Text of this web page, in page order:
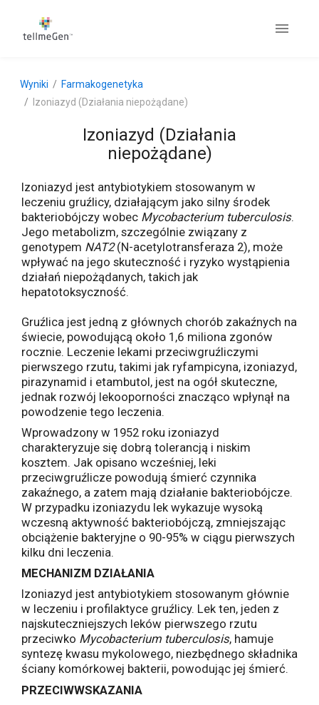
Wyniki
Farmakogenetyka
Izoniazyd (Działania niepożądane)
Izoniazyd (Działania
niepożądane)
Izoniazyd jest antybiotykiem stosowanym w
leczeniu gruźlicy, działającym jako silny środek
bakteriobójczy wobec Mycobacterium tuberculosis.
Jego metabolizm, szczególnie związany z
genotypem NAT2(N-acetylotransferaza 2), może
wpływać na jego skuteczność i ryzyko wystąpienia
działań niepożądanych, takich jak
hepatotoksyczność.
Gruźlica jest jedną z głównych chorób zakaźnych na
świecie, powodującą około 1,6 miliona zgonów
rocznie. Leczenie lekami przeciwgruźliczymi
pierwszego rzutu, takimi jak ryfampicyna, izoniazyd,
pirazynamid i etambutol, jest na ogół skuteczne,
jednak rozwój lekooporności znacząco wpłynął na
powodzenie tego leczenia.
Wprowadzony w 1952 roku izoniazyd
charakteryzuje się dobrą tolerancją i niskim
kosztem. Jak opisano wcześniej, leki
przeciwgruźlicze powodują śmierć czynnika
zakaźnego, a zatem mają działanie bakteriobójcze.
W przypadku izoniazydu lek wykazuje wysoką
wczesną aktywność bakteriobójczą, zmniejszając
obciążenie bakteryjne o 90-95% w ciągu pierwszych
kilku dni leczenia.
MECHANIZM DZIAŁANIA
Izoniazyd jest antybiotykiem stosowanym głównie
w leczeniu i profilaktyce gruźlicy. Lek ten, jeden z
najskuteczniejszych leków pierwszego rzutu
przeciwko Mycobacterium tuberculosis, hamuje
syntezę kwasu mykolowego, niezbędnego składnika
ściany komórkowej bakterii, powodując jej śmierć.
PRZECIWWSKAZANIA